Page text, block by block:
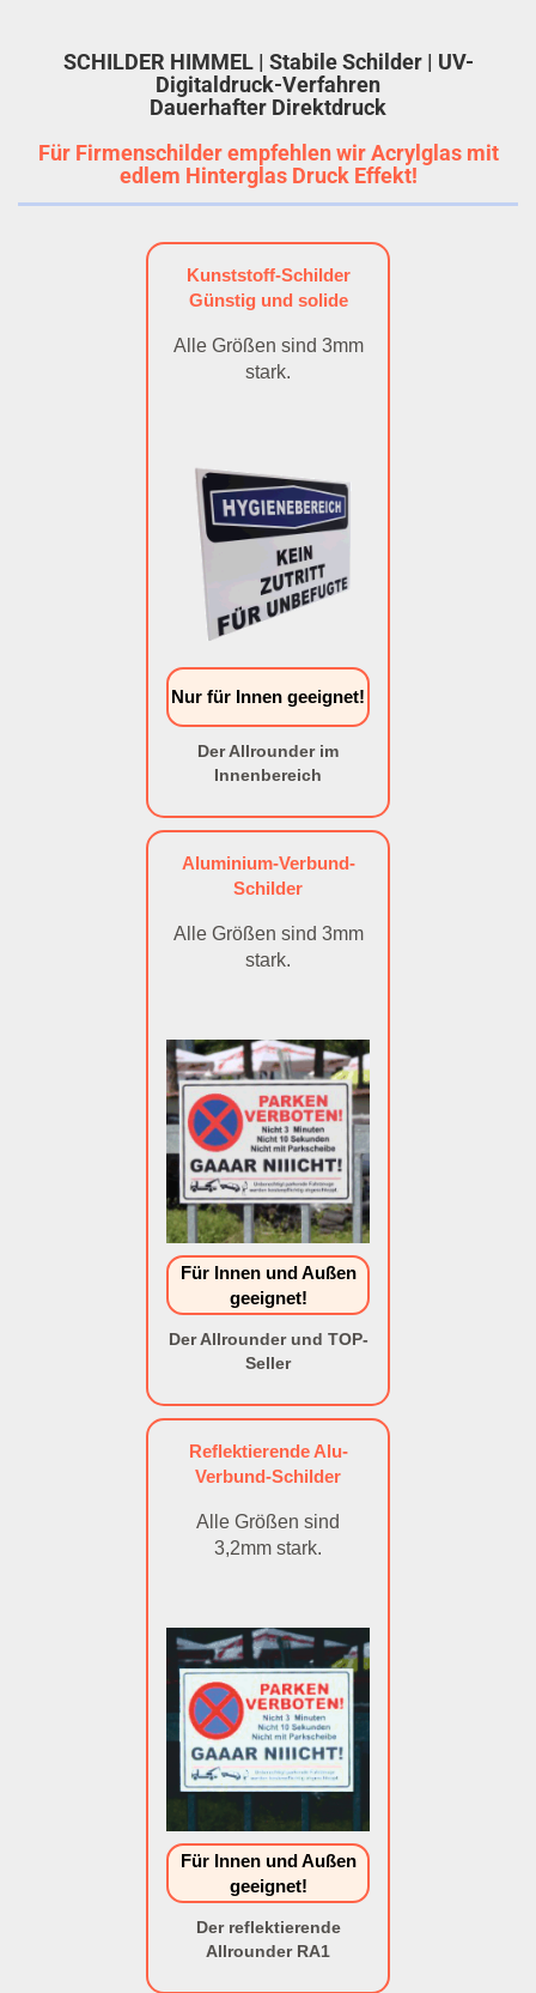
SCHILDER HIMMEL | Stabile Schilder | UV-
Digitaldruck-Verfahren
Dauerhafter Direktdruck
Für Firmenschilder empfehlen wir Acrylglas mit
edlem Hinterglas Druck Effekt!
Kunststoff-Schilder
Günstig und solide
Alle Größen sind 3mm
stark.
Nur für Innen geeignet!
Der Allrounder im
Innenbereich
Aluminium-Verbund-
Schilder
Alle Größen sind 3mm
stark.
Für Innen und Außen
geeignet!
Der Allrounder und TOP-
Seller
Reflektierende Alu-
Verbund-Schilder
Alle Größen sind
3,2mm stark.
Für Innen und Außen
geeignet!
Der reflektierende
Allrounder RA1